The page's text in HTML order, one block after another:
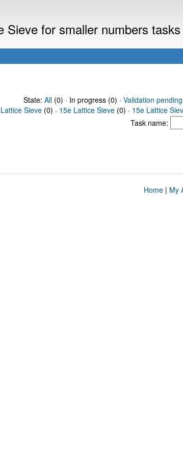
Sieve for smaller numbers
State: All(0) · In progress (0) · Validation pending
Sieve (0) · 15e Lattice Sieve (0) · 15e Lattice
Task name:
Home| My